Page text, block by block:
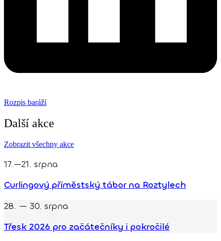
Rozpis baráží
Další akce
Zobrazit všechny akce
17.—21. srpna
Curlingový příměstský tábor na Roztylech
28. — 30. srpna
Třesk 2026 pro začátečníky i pokročilé